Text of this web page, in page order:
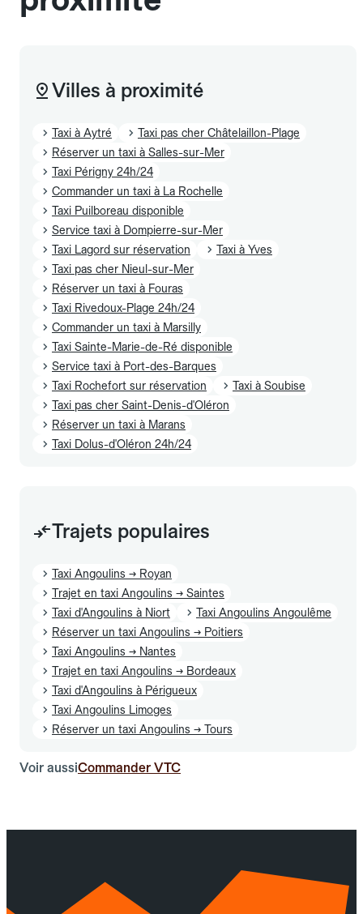
Villes à proximité
Taxi à Aytré
Taxi pas cher Châtelaillon-Plage
Réserver un taxi à Salles-sur-Mer
Taxi Périgny 24h/24
Commander un taxi à La Rochelle
Taxi Puilboreau disponible
Service taxi à Dompierre-sur-Mer
Taxi Lagord sur réservation
Taxi à Yves
Taxi pas cher Nieul-sur-Mer
Réserver un taxi à Fouras
Taxi Rivedoux-Plage 24h/24
Commander un taxi à Marsilly
Taxi Sainte-Marie-de-Ré disponible
Service taxi à Port-des-Barques
Taxi Rochefort sur réservation
Taxi à Soubise
Taxi pas cher Saint-Denis-d'Oléron
Réserver un taxi à Marans
Taxi Dolus-d'Oléron 24h/24
Trajets populaires
Taxi Angoulins → Royan
Trajet en taxi Angoulins → Saintes
Taxi d'Angoulins à Niort
Taxi Angoulins Angoulême
Réserver un taxi Angoulins → Poitiers
Taxi Angoulins → Nantes
Trajet en taxi Angoulins → Bordeaux
Taxi d'Angoulins à Périgueux
Taxi Angoulins Limoges
Réserver un taxi Angoulins → Tours
Voir aussiCommander VTC